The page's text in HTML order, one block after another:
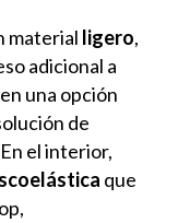
material ligero,
adicional a
una opción
de
el interior,
que